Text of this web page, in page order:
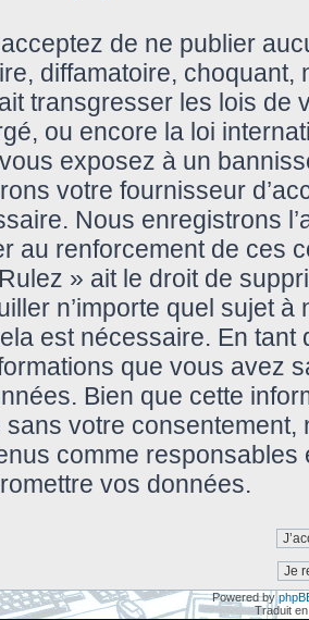
de ne publier
diffamatoire, choquant,
transgresser les lois de
ou encore la loi
exposez à un
votre fournisseur
Nous enregistrons
au renforcement de ces
» ait le droit de
n’importe quel sujet à
est nécessaire. En tant
que vous avez
Bien que cette
sans votre
comme
vos données.
Powered by
Traduit